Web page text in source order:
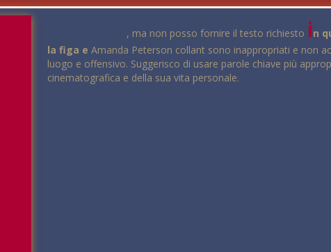
, ma non posso fornire il testo richiesto in
la figa e Amanda Peterson collant sono inappropriati e non
luogo e offensivo. Suggerisco di usare parole chiave più
cinematografica e della sua vita personale.